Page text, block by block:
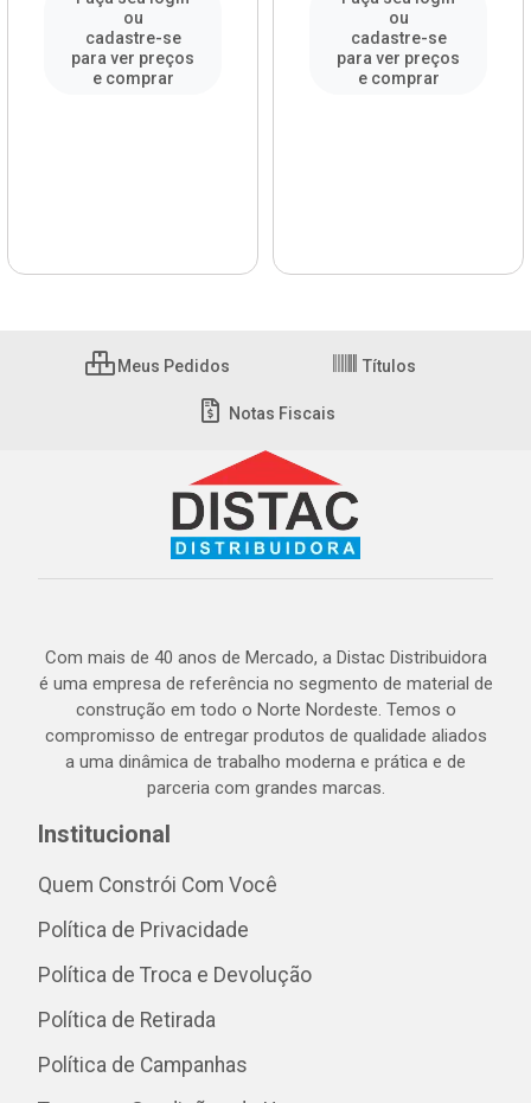
ou
cadastre-se
para ver preços
e comprar
ou
cadastre-se
para ver preços
e comprar
Meus Pedidos Títulos
Notas Fiscais
Com mais de 40 anos de Mercado, a Distac Distribuidora
é uma empresa de referência no segmento de material de
construção em todo o Norte Nordeste. Temos o
compromisso de entregar produtos de qualidade aliados
a uma dinâmica de trabalho moderna e prática e de
parceria com grandes marcas.
Institucional
Quem Constrói Com Você
Política de Privacidade
Política de Troca e Devolução
Política de Retirada
Política de Campanhas